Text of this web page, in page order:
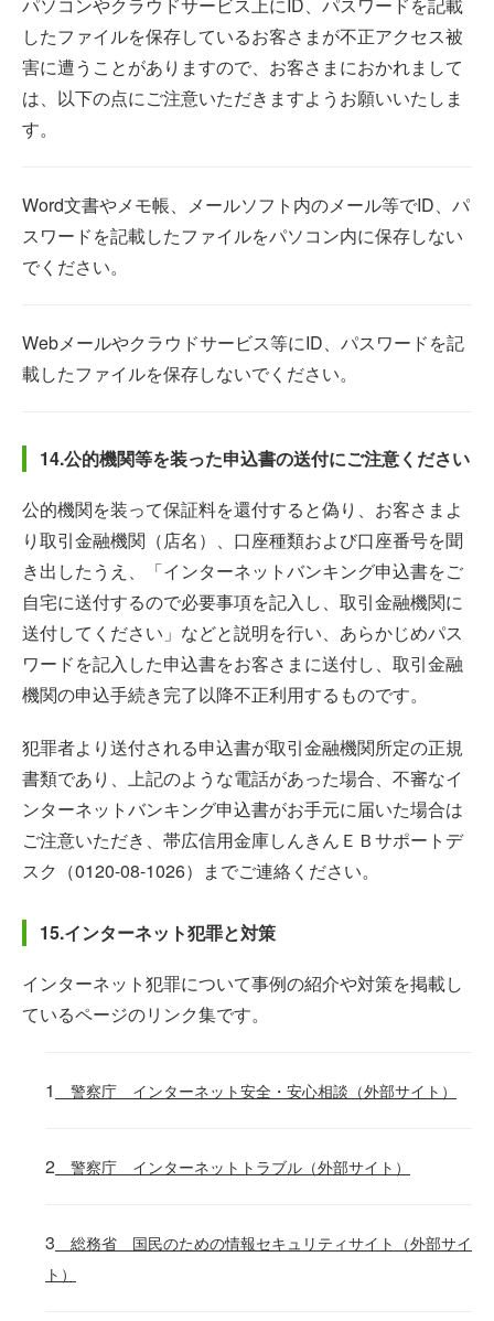
したファイルを保存しているお客さまが不正アクセス被
害に遭うことがありますので、お客さまにおかれまして
は、以下の点にご注意いただきますようお願いいたしま
す。
Word文書やメモ帳、メールソフト内のメール等でID、パ
スワードを記載したファイルをパソコン内に保存しない
でください。
Webメールやクラウドサービス等にID、パスワードを記
載したファイルを保存しないでください。
14.公的機関等を装った申込書の送付にご注意ください
公的機関を装って保証料を還付すると偽り、お客さまよ
り取引金融機関（店名）、口座種類および口座番号を聞
き出したうえ、「インターネットバンキング申込書をご
自宅に送付するので必要事項を記入し、取引金融機関に
送付してください」などと説明を行い、あらかじめパス
ワードを記入した申込書をお客さまに送付し、取引金融
機関の申込手続き完了以降不正利用するものです。
犯罪者より送付される申込書が取引金融機関所定の正規
書類であり、上記のような電話があった場合、不審なイ
ンターネットバンキング申込書がお手元に届いた場合は
ご注意いただき、帯広信用金庫しんきんＥＢサポートデ
スク（0120-08-1026）までご連絡ください。
15.インターネット犯罪と対策
インターネット犯罪について事例の紹介や対策を掲載し
ているページのリンク集です。
警察庁 インターネット安全・安心相談（外部サイト）
警察庁 インターネットトラブル（外部サイト）
総務省 国民のための情報セキュリティサイト（外部サイ
ト）